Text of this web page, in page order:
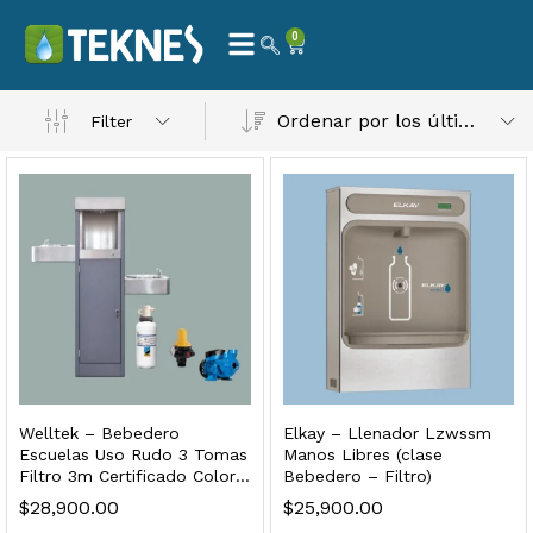
0
Filter Ordenar por los últimos
Welltek – Bebedero
Escuelas Uso Rudo 3 Tomas
Filtro 3m Certificado Color
Gris
$28,900.00
Elkay – Llenador Lzwssm
Manos Libres (clase
Bebedero – Filtro)
$25,900.00
– Máxima Calidad En Filtración
3,900.00
al carrito